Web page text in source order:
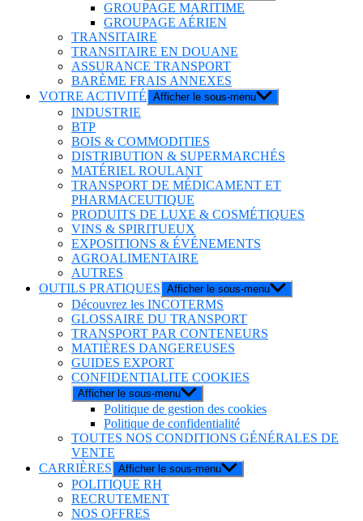
GROUPAGE MARITIME
GROUPAGE AÉRIEN
TRANSITAIRE
TRANSITAIRE EN DOUANE
ASSURANCE TRANSPORT
BARÈME FRAIS ANNEXES
VOTRE ACTIVITÉ Afficher le sous-menu
INDUSTRIE
BTP
BOIS & COMMODITIES
DISTRIBUTION & SUPERMARCHÉS
MATÉRIEL ROULANT
TRANSPORT DE MÉDICAMENT ET
PHARMACEUTIQUE
PRODUITS DE LUXE & COSMÉTIQUES
VINS & SPIRITUEUX
EXPOSITIONS & ÉVÉNEMENTS
AGROALIMENTAIRE
AUTRES
OUTILS PRATIQUES Afficher le sous-menu
Découvrez les INCOTERMS
GLOSSAIRE DU TRANSPORT
TRANSPORT PAR CONTENEURS
MATIÈRES DANGEREUSES
GUIDES EXPORT
CONFIDENTIALITE COOKIES
Afficher le sous-menu
Politique de gestion des cookies
Politique de confidentialité
TOUTES NOS CONDITIONS GÉNÉRALES DE
VENTE
CARRIÈRES Afficher le sous-menu
POLITIQUE RH
RECRUTEMENT
NOS OFFRES